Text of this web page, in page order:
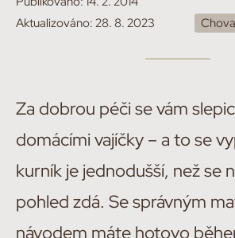
Aktualizováno: 28. 8. 2023
Za dobrou péči se vám
domácími vajíčky – a to se
kurník je jednodušší, než se
pohled zdá. Se správným
návodem máte hotovo